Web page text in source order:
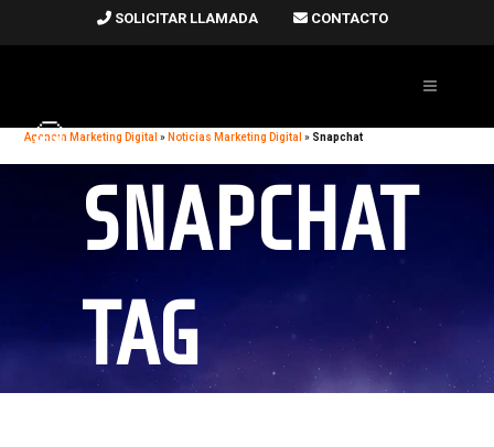
SOLICITAR LLAMADA CONTACTO
Agencia Marketing Digital » Noticias Marketing Digital » Snapchat
SNAPCHAT
TAG